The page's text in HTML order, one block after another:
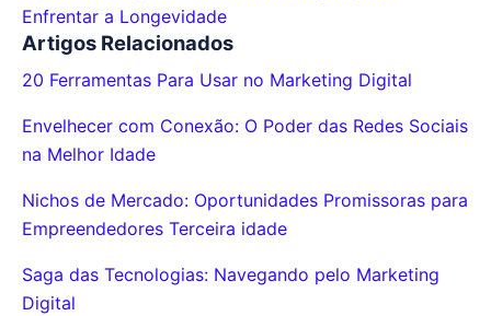
Enfrentar a Longevidade
Artigos Relacionados
20 Ferramentas Para Usar no Marketing Digital
Envelhecer com Conexão: O Poder das Redes Sociais
na Melhor Idade
Nichos de Mercado: Oportunidades Promissoras para
Empreendedores Terceira idade
Saga das Tecnologias: Navegando pelo Marketing
Digital